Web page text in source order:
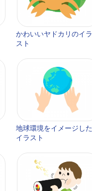
かわいいヤドカリのイラ
スト
地球環境をイメージした
イラスト